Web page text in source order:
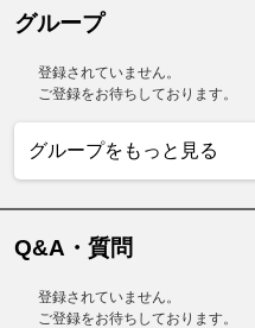
グループ
登録されていません。
ご登録をお待ちしております。
グループをもっと見る
Q&A・質問
登録されていません。
ご登録をお待ちしております。